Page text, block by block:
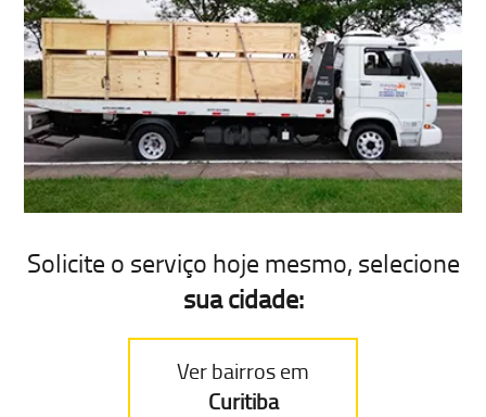
Solicite o serviço hoje mesmo, selecione
sua cidade:
Ver bairros em
Curitiba